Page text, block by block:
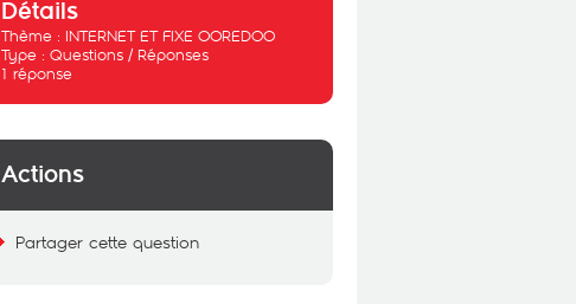
Détails
Thème : INTERNET ET FIXE OOREDOO
Type : Questions / Réponses
1 réponse
Actions
Partager cette question